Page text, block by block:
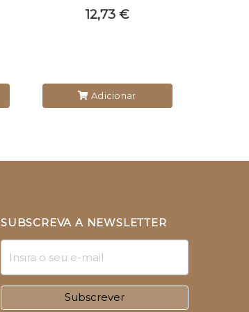
12,73 €
Adicionar
SUBSCREVA A NEWSLETTER
Subscrever